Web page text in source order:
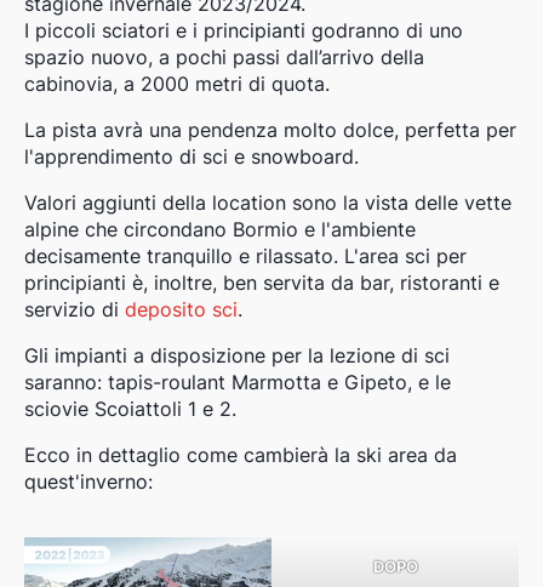
I piccoli sciatori e i principianti godranno di uno
spazio nuovo, a pochi passi dall’arrivo della
cabinovia, a 2000 metri di quota.
La pista avrà una pendenza molto dolce, perfetta per
l'apprendimento di sci e snowboard.
Valori aggiunti della location sono la vista delle vette
alpine che circondano Bormio e l'ambiente
decisamente tranquillo e rilassato. L'area sci per
principianti è, inoltre, ben servita da bar, ristoranti e
servizio di deposito sci.
Gli impianti a disposizione per la lezione di sci
saranno: tapis-roulant Marmotta e Gipeto, e le
sciovie Scoiattoli 1 e 2.
Ecco in dettaglio come cambierà la ski area da
quest'inverno:
DOPO